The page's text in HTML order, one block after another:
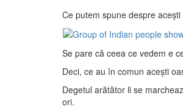
Ce putem spune despre aceşti
Se pare că ceea ce vedem e
Deci, ce au în comun aceşti
Degetul arătător li se
ori.